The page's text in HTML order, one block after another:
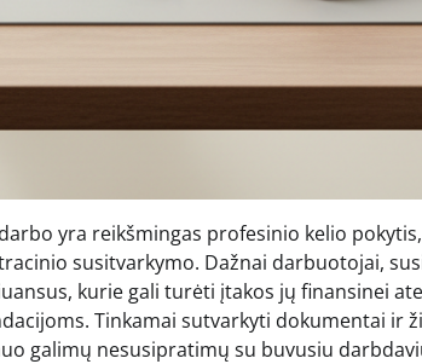
yra reikšmingas profesinio kelio
susitvarkymo. Dažnai darbuotojai,
kurie gali turėti įtakos jų finansinei
Tinkamai sutvarkyti dokumentai ir
galimų nesusipratimų su buvusiu